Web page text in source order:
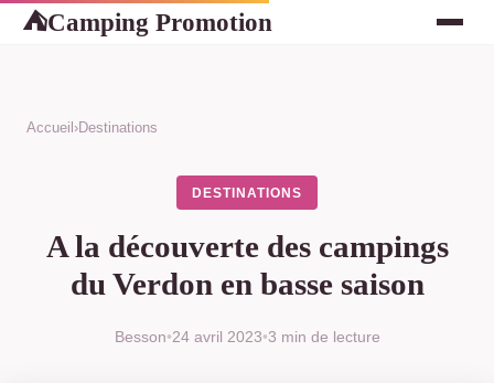
⛺Camping Promotion
Accueil ›Destinations
DESTINATIONS
A la découverte des campings
du Verdon en basse saison
Besson•24 avril 2023•3 min de lecture